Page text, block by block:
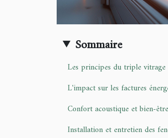
Sommaire
Les principes du triple vitrage
L'impact sur les factures
Confort acoustique et bien-être
Installation et entretien des